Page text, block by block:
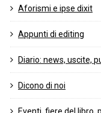
Aforismi e ipse dixit
Appunti di editing
Diario: news, uscite,
Dicono di noi